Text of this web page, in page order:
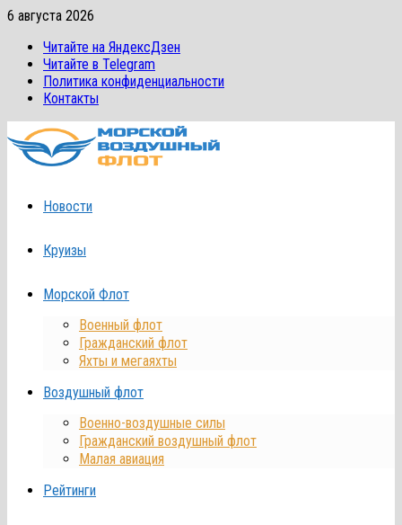
Перейти
содержимому
6 августа 2026
Читайте на ЯндексДзен
Читайте в Telegram
Политика конфиденциальности
Контакты
Новости
Круизы
Морской Флот
Военный флот
Гражданский флот
Яхты и мегаяхты
Воздушный флот
Военно-воздушные силы
Гражданский воздушный флот
Малая авиация
Рейтинги